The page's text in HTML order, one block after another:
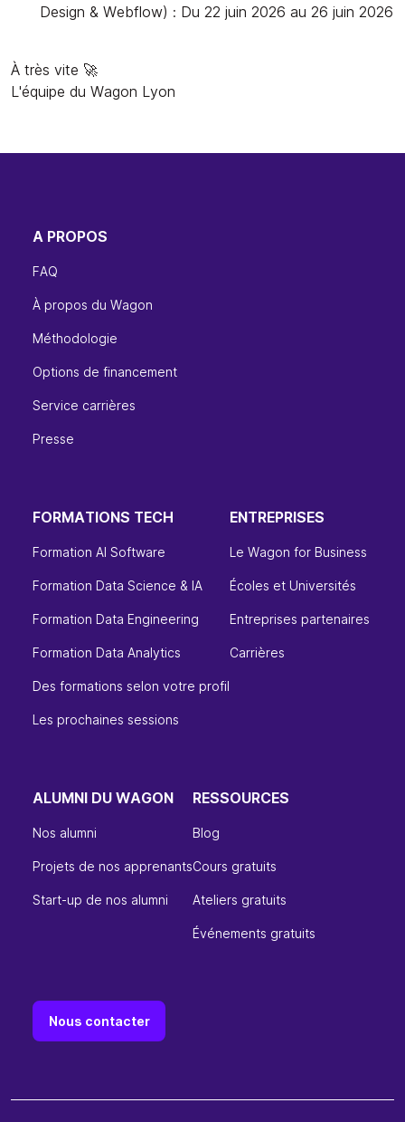
Design & Webflow) : Du 22 juin 2026 au 26 juin 2026
À très vite 🚀
L'équipe du Wagon Lyon
A PROPOS
FAQ
À propos du Wagon
Méthodologie
Options de financement
Service carrières
Presse
FORMATIONS TECH
Formation AI Software
Formation Data Science & IA
Formation Data Engineering
Formation Data Analytics
Des formations selon votre profil
Les prochaines sessions
ENTREPRISES
Le Wagon for Business
Écoles et Universités
Entreprises partenaires
Carrières
ALUMNI DU WAGON
Nos alumni
Projets de nos apprenants
Start-up de nos alumni
RESSOURCES
Blog
Cours gratuits
Ateliers gratuits
Événements gratuits
Nous contacter